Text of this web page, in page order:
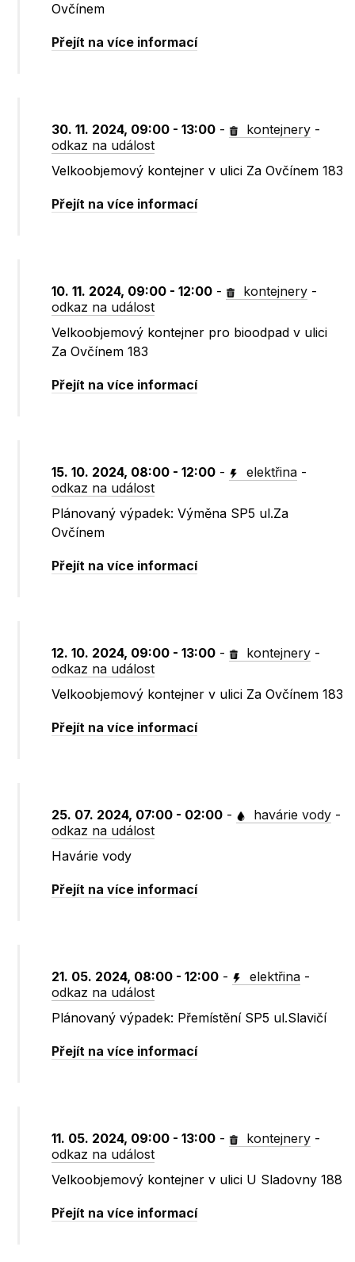
Ovčínem
Přejít na více informací
30. 11. 2024, 09:00 - 13:00 - kontejnery -
odkaz na událost
Velkoobjemový kontejner v ulici Za Ovčínem 183
Přejít na více informací
10. 11. 2024, 09:00 - 12:00 - kontejnery -
odkaz na událost
Velkoobjemový kontejner pro bioodpad v ulici
Za Ovčínem 183
Přejít na více informací
15. 10. 2024, 08:00 - 12:00 - elektřina -
odkaz na událost
Plánovaný výpadek: Výměna SP5 ul.Za
Ovčínem
Přejít na více informací
12. 10. 2024, 09:00 - 13:00 - kontejnery -
odkaz na událost
Velkoobjemový kontejner v ulici Za Ovčínem 183
Přejít na více informací
25. 07. 2024, 07:00 - 02:00 - havárie vody -
odkaz na událost
Havárie vody
Přejít na více informací
21. 05. 2024, 08:00 - 12:00 - elektřina -
odkaz na událost
Plánovaný výpadek: Přemístění SP5 ul.Slavičí
Přejít na více informací
11. 05. 2024, 09:00 - 13:00 - kontejnery -
odkaz na událost
Velkoobjemový kontejner v ulici U Sladovny 188
Přejít na více informací